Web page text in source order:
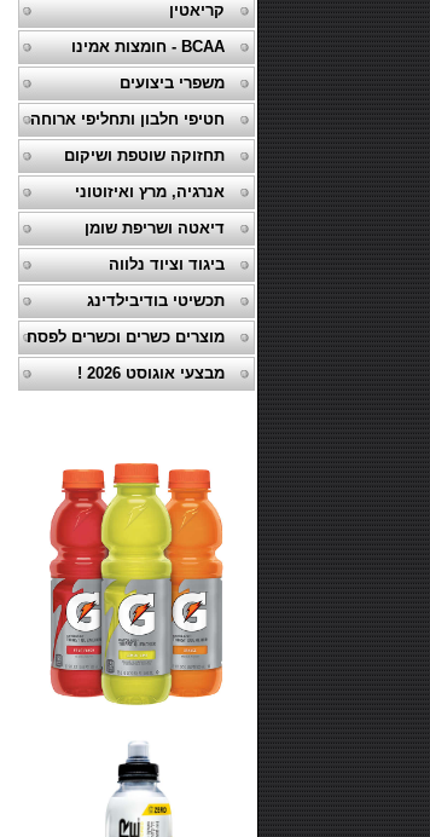
קריאטין
BCAA - חומצות אמינו
משפרי ביצועים
חטיפי חלבון ותחליפי ארוחה
תחזוקה שוטפת ושיקום
אנרגיה, מרץ ואיזוטוני
דיאטה ושריפת שומן
ביגוד וציוד נלווה
תכשיטי בודיבילדינג
מוצרים כשרים וכשרים לפסח
מבצעי אוגוסט 2026 !